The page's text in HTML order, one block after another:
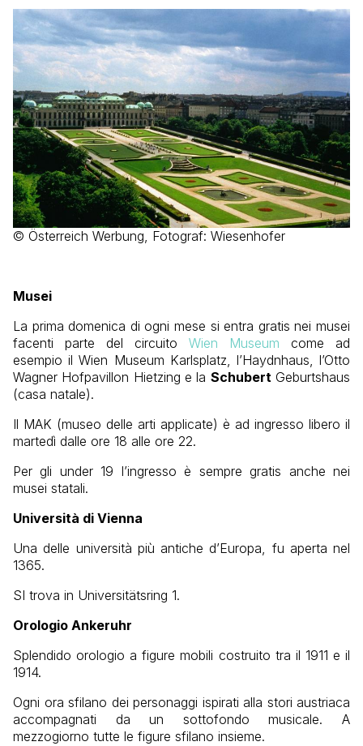
© Österreich Werbung, Fotograf: Wiesenhofer
Musei
La prima domenica di ogni mese si entra gratis nei musei
facenti parte del circuito Wien Museum come ad
esempio il Wien Museum Karlsplatz, l’Haydnhaus, l’Otto
Wagner Hofpavillon Hietzing e la SchubertGeburtshaus
(casa natale).
Il MAK (museo delle arti applicate) è ad ingresso libero il
martedì dalle ore 18 alle ore 22.
Per gli under 19 l’ingresso è sempre gratis anche nei
musei statali.
Università di Vienna
Una delle università più antiche d’Europa, fu aperta nel
1365.
SI trova in Universitätsring 1.
Orologio Ankeruhr
Splendido orologio a figure mobili costruito tra il 1911 e il
1914.
Ogni ora sfilano dei personaggi ispirati alla stori austriaca
accompagnati da un sottofondo musicale. A
mezzogiorno tutte le figure sfilano insieme.